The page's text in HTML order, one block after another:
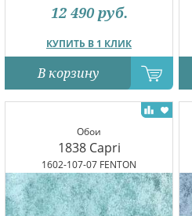
КУПИТЬ В 1 КЛИК
12 490 руб.
В корзину
Обои
1838 Capri
1602-107-07 FENTON